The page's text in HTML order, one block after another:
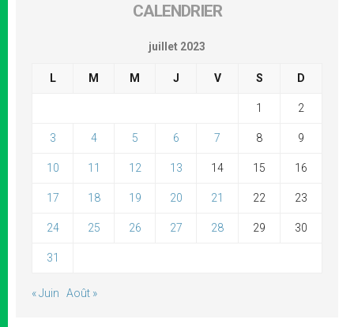
CALENDRIER
juillet 2023
L M M J V S D
1 2
3 4 5 6 7 8 9
10 11 12 13 14 15 16
17 18 19 20 21 22 23
24 25 26 27 28 29 30
31
« Juin Août »